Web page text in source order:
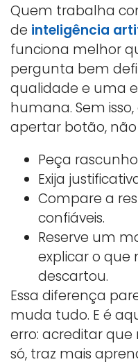
Quem trabalha
de inteligência
funciona melhor
pergunta bem
qualidade e uma
humana. Sem
apertar botão,
Peça
Exija
Compare a
confiáveis.
Reserve um
explicar o que
descartou.
Essa diferença
muda tudo. E é
erro: acreditar que
só, traz mais